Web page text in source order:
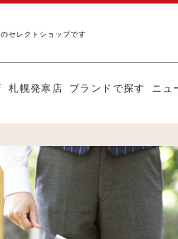
セレクトショップです
札幌発寒店 ブランドで探す ニュ